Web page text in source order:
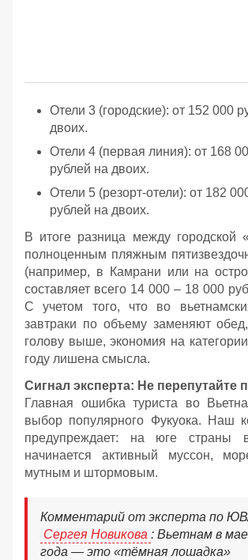
Отели 3 (городские): от 152 000
двоих.
Отели 4 (первая линия): от 168
рублей на двоих.
Отели 5 (резорт-отели): от 182
рублей на двоих.
В итоге разница между городской
полноценным пляжным
(например, в Камрани или на
составляет всего 14 000 – 18 000
С учетом того, что во
завтраки по объему заменяют
голову выше, экономия на
году лишена смысла.
Сигнал эксперта: Не перепутайте
Главная ошибка туриста во
выбор популярного Фукуока. Наш
предупреждает: на юге страны
начинается активный муссон,
мутным и штормовым.
Комментарий от эксперта по
Сергея Новикова : Вьетнам в
года — это «тёмная лошадка»